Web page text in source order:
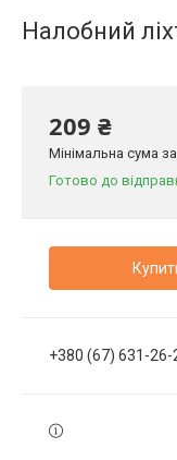
Налобний
209 ₴
Мінімальна сума
Готово до
+380 (67) 631-26-